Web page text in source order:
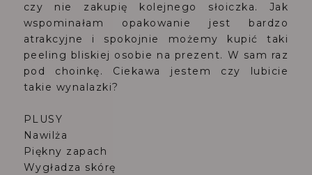
czy nie zakupię kolejnego słoiczka. Jak
wspominałam opakowanie jest bardzo
atrakcyjne i spokojnie możemy kupić taki
peeling bliskiej osobie na prezent. W sam raz
pod choinkę. Ciekawa jestem czy lubicie
takie wynalazki?
PLUSY
Nawilża
Piękny zapach
Wygładza skórę